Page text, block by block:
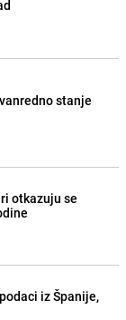
stanje
otkazuju se
iz Španije,